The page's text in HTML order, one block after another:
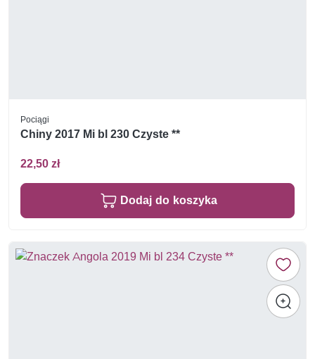
Pociągi
Chiny 2017 Mi bl 230 Czyste **
22,50 zł
Dodaj do koszyka